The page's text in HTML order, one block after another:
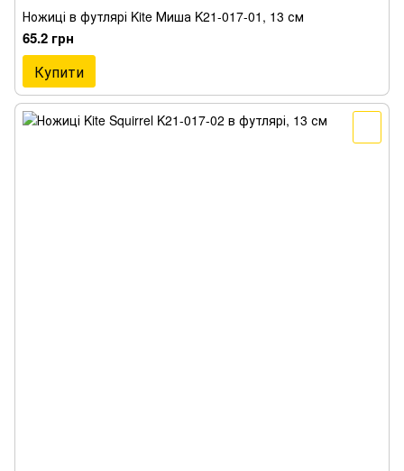
Ножиці в футлярі Kite Миша K21-017-01, 13 см
65.2 грн
Купити